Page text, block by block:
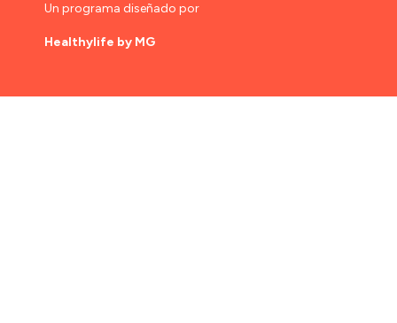
Un programa diseñado por
Healthylife by MG